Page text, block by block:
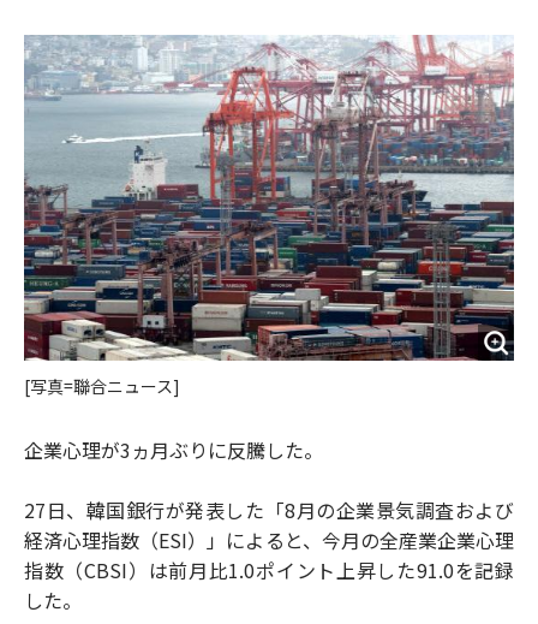
b
o
o
k
t
e
r
o
u
t
n
[写真=聯合ニュース]
企業心理が3ヵ月ぶりに反騰した。
27日、韓国銀行が発表した「8月の企業景気調査および
経済心理指数（ESI）」によると、今月の全産業企業心理
指数（CBSI）は前月比1.0ポイント上昇した91.0を記録
した。